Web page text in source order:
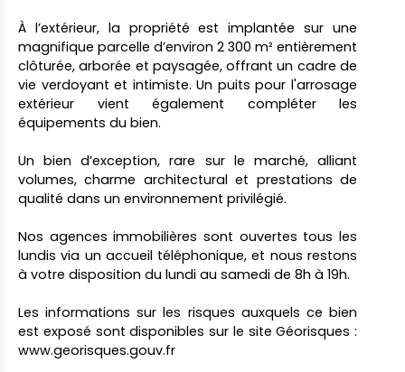
À l’extérieur, la propriété est implantée sur une
magnifique parcelle d’environ 2 300 m² entièrement
clôturée, arborée et paysagée, offrant un cadre de
vie verdoyant et intimiste. Un puits pour l'arrosage
extérieur vient également compléter les
équipements du bien.
Un bien d’exception, rare sur le marché, alliant
volumes, charme architectural et prestations de
qualité dans un environnement privilégié.
Nos agences immobilières sont ouvertes tous les
lundis via un accueil téléphonique, et nous restons
à votre disposition du lundi au samedi de 8h à 19h.
Les informations sur les risques auxquels ce bien
est exposé sont disponibles sur le site Géorisques :
www.georisques.gouv.fr